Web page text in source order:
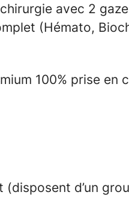
avec 2
(Hémato,
100% prise en
d’un